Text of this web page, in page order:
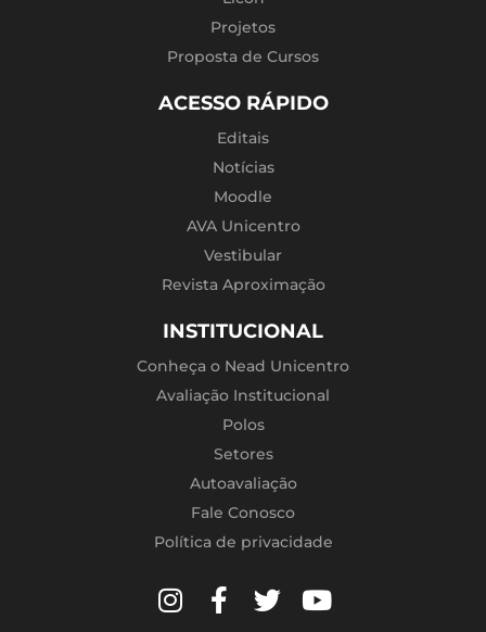
Projetos
Proposta de Cursos
ACESSO RÁPIDO
Editais
Notícias
Moodle
AVA Unicentro
Vestibular
Revista Aproximação
INSTITUCIONAL
Conheça o Nead Unicentro
Avaliação Institucional
Polos
Setores
Autoavaliação
Fale Conosco
Política de privacidade